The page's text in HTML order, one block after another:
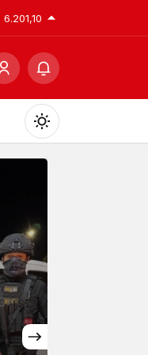
6.201,10
Mod
değiştir